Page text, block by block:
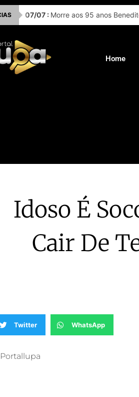
07/07 : Morre aos 95 anos
Home
Idoso É
Cair De
Twitter WhatsApp
Portallupa